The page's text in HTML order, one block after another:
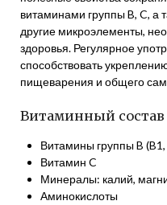
витаминами группы B, C, а
другие микроэлементы,
здоровья. Регулярное
способствовать
пищеварения и общего
Витаминный состав
Витамины группы B (B1,
Витамин C
Минералы: калий,
Аминокислоты